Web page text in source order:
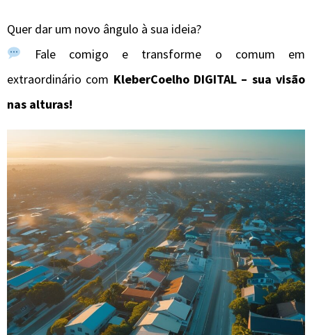
Quer dar um novo ângulo à sua ideia?
Fale comigo e transforme o comum em
extraordinário com KleberCoelho DIGITAL – sua visão
nas alturas!